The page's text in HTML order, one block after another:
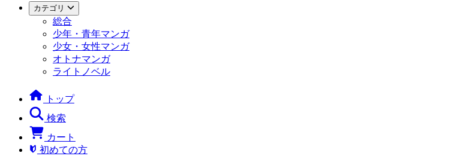
カテゴリ
総合
少年・青年マンガ
少女・女性マンガ
オトナマンガ
ライトノベル
トップ
検索
カート
初めての方